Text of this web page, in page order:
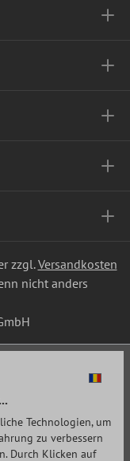
zzgl.Versandkosten
nicht anders
Technologien, um
zu verbessern
Durch Klicken auf